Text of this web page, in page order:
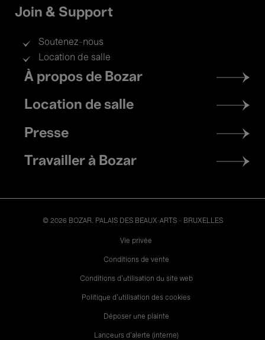
Join & Support
Soutenez-nous
Location de salle
Footer
menu
À propos de Bozar
Location de salle
Presse
Travailler à Bozar
© 2026 BOZAR. PALAIS DES BEAUX-ARTS - BRUXELLES
Vie privée
Conditions de vente
Conditions d'utilisation du site web
Politique d'utilisation des cookies
Déposer une plainte
Lanceurs d’alerte (interne)